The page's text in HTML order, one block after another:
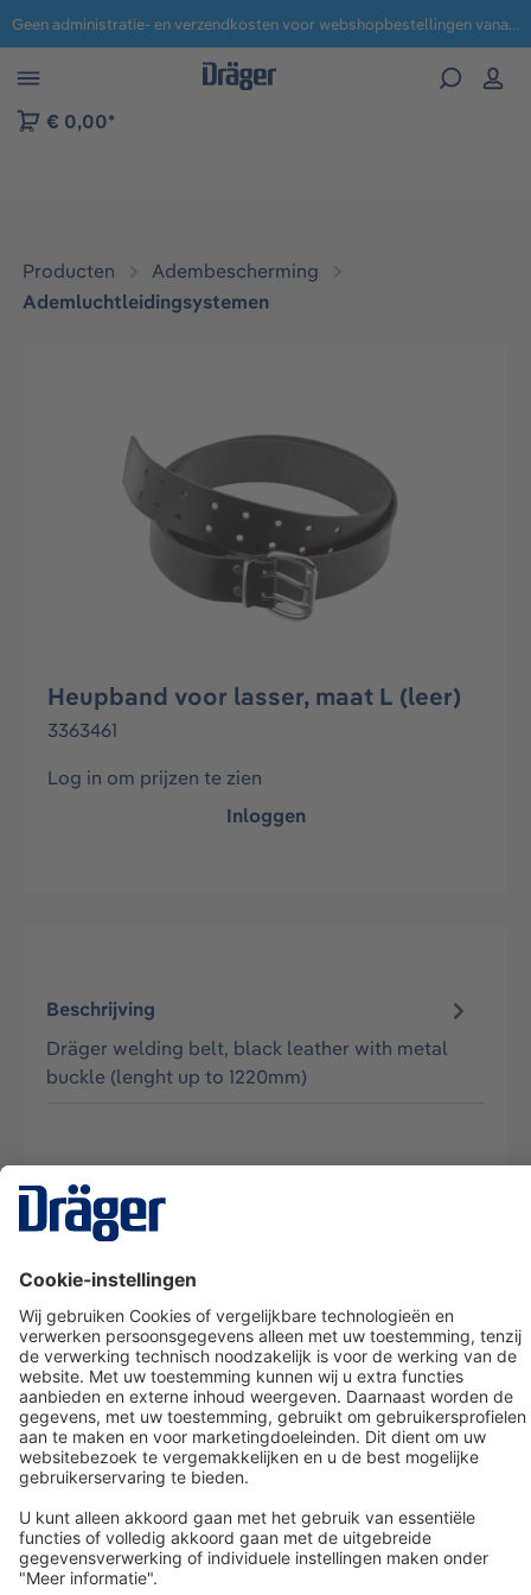
naar navigatie B2B-platform Geen administratie- en verzendkosten voor webshopbestellingen vanaf € 100,-.
€ 0,00*
Producten
Adembescherming
Ademluchtleidingsystemen
Heupband voor lasser, maat L (leer)
3363461
Log in om prijzen te zien
Inloggen
Beschrijving
Dräger welding belt, black leather with metal
buckle (lenght up to 1220mm)
Dräger klantenservice
Over Dräger
Bestellen in onze webshop
Community